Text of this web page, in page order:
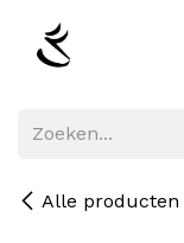
Alle producten